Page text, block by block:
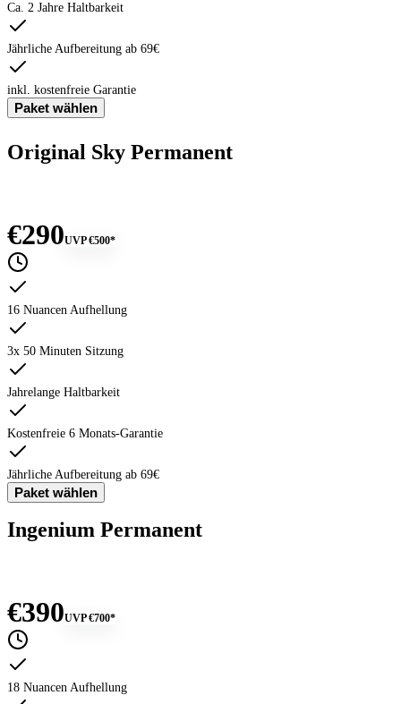
Ca. 2 Jahre Haltbarkeit
Jährliche Aufbereitung ab 69€
inkl. kostenfreie Garantie
Paket wählen
Original Sky Permanent
€290UVP€500*
16 Nuancen Aufhellung
3x 50 Minuten Sitzung
Jahrelange Haltbarkeit
Kostenfreie 6 Monats-Garantie
Jährliche Aufbereitung ab 69€
Paket wählen
Ingenium Permanent
€390UVP€700*
18 Nuancen Aufhellung